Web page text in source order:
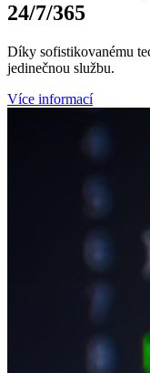
24/7/365
Díky sofistikovanému
jedinečnou službu.
Více informací